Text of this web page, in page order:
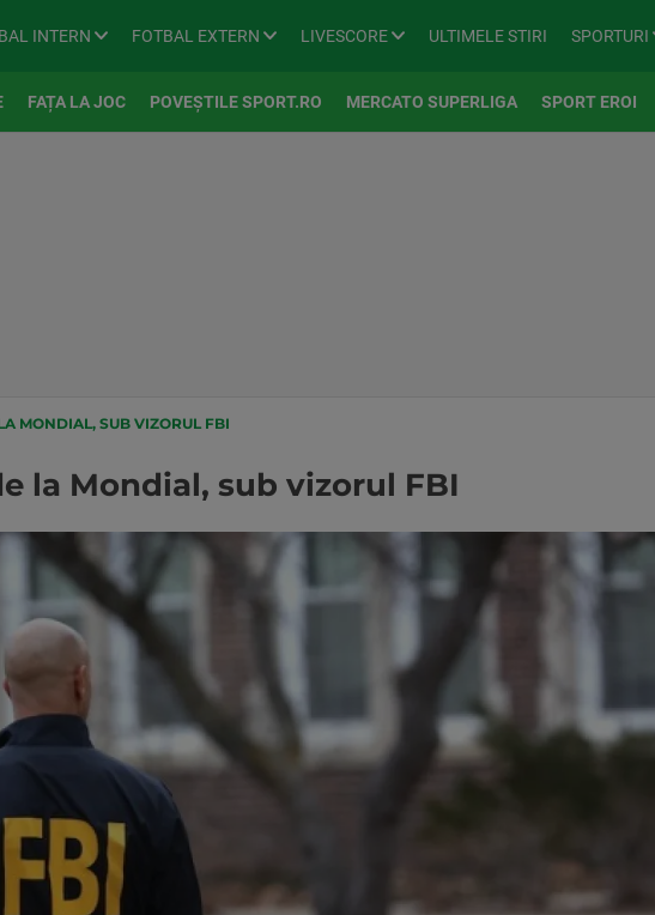
INTERN FOTBAL EXTERN LIVESCORE ULTIMELE STIRI SPORTURI
FAȚA LA JOC POVEȘTILE SPORT.RO MERCATO SUPERLIGA SPORT EROI
MONDIAL, SUB VIZORUL FBI
la Mondial, sub vizorul FBI